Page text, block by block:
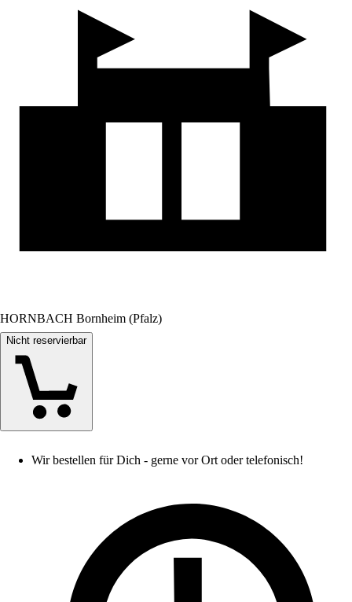
HORNBACH Bornheim (Pfalz)
Nicht reservierbar
Wir bestellen für Dich - gerne vor Ort oder telefonisch!